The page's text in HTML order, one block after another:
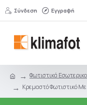
Σύνδεση Εγγραφή
Φωτιστικά
Κρεμαστό Φωτιστικό